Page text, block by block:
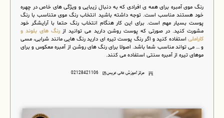
رنگ موی آمبره برای همه ی افرادی که به دنبال زیبایی و ویژگی های خاص در چهره
خود هستند مناسب است. توجه داشته باشید انتخاب رنگ موی متناسب با رنگ
پوست بسیار مهم است. برای این کار هنگام انتخاب رنگ حتما با آرایشگر خود
مشورت کنید. در صورتی که پوست روشن دارید می توانید از رنگ های بلوند و
کاراملی استفاده کنید و اگر رنگ پوست تیره ای دارید رنگ هایی مانند شرابی، مسی
و … می تواند مناسب شما باشد. اصولا برای رنگ های روشن از آمبره معکوس و برای
موهای تیره از آمبره سنتی استفاده می کنند.
مرکز آموزش عالی عریس 02128421106